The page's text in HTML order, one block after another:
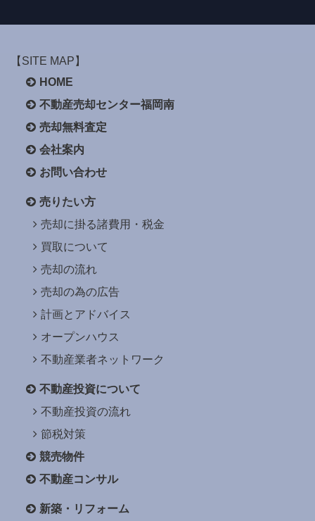
【SITE MAP】
HOME
不動産売却センター福岡南
売却無料査定
会社案内
お問い合わせ
売りたい方
売却に掛る諸費用・税金
買取について
売却の流れ
売却の為の広告
計画とアドバイス
オープンハウス
不動産業者ネットワーク
不動産投資について
不動産投資の流れ
節税対策
競売物件
不動産コンサル
新築・リフォーム